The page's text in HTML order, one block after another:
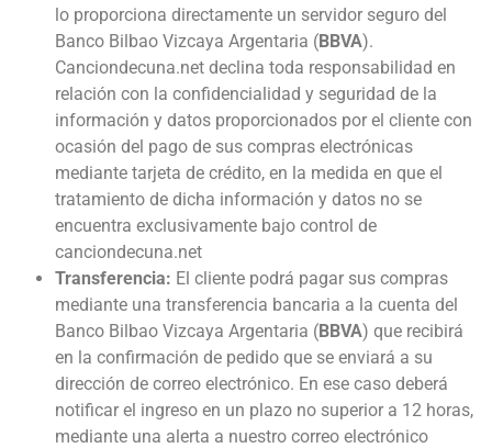
lo proporciona directamente un servidor seguro del
Banco Bilbao Vizcaya Argentaria (BBVA).
Canciondecuna.net declina toda responsabilidad en
relación con la confidencialidad y seguridad de la
información y datos proporcionados por el cliente con
ocasión del pago de sus compras electrónicas
mediante tarjeta de crédito, en la medida en que el
tratamiento de dicha información y datos no se
encuentra exclusivamente bajo control de
canciondecuna.net
Transferencia: El cliente podrá pagar sus compras
mediante una transferencia bancaria a la cuenta del
Banco Bilbao Vizcaya Argentaria (BBVA) que recibirá
en la confirmación de pedido que se enviará a su
dirección de correo electrónico. En ese caso deberá
notificar el ingreso en un plazo no superior a 12 horas,
mediante una alerta a nuestro correo electrónico